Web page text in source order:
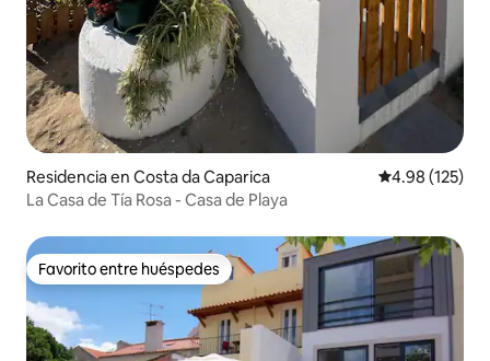
Residencia en Costa da Caparica Calificación
4.98 (125)
La Casa de Tía Rosa - Casa de Playa
Favorito entre huéspedes
Favorito entre huéspedes